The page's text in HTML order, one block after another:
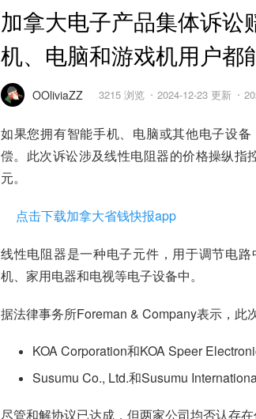
加拿大电子产品集体诉
机、电脑和游戏机用户都
OOliviaZZ 3215 浏览 2024-12-23 更新
如果您拥有智能手机、电脑或其他电子设
偿。此次诉讼涉及线性电阻器的价格操纵
元。
点击下载加拿大省钱快报app
线性电阻器是一种电子元件，用于调节电
机、家用电器和电视等电子设备中。
据法律事务所Foreman & Company表示，此
KOA Corporation和KOA Speer
Susumu Co., Ltd.和Susumu
尽管和解协议已达成，但两家公司均否认存